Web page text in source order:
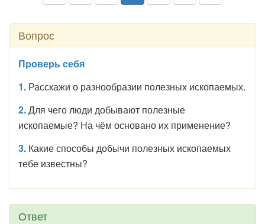
Вопрос
Проверь себя
1. Расскажи о разнообразии полезных ископаемых.
2.Для чего люди добывают полезные
ископаемые? На чём основано их применение?
3. Какие способы добычи полезных ископаемых
тебе известны?
Ответ